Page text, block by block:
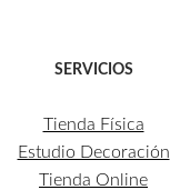
SERVICIOS
Tienda Física
Estudio Decoración
Tienda Online